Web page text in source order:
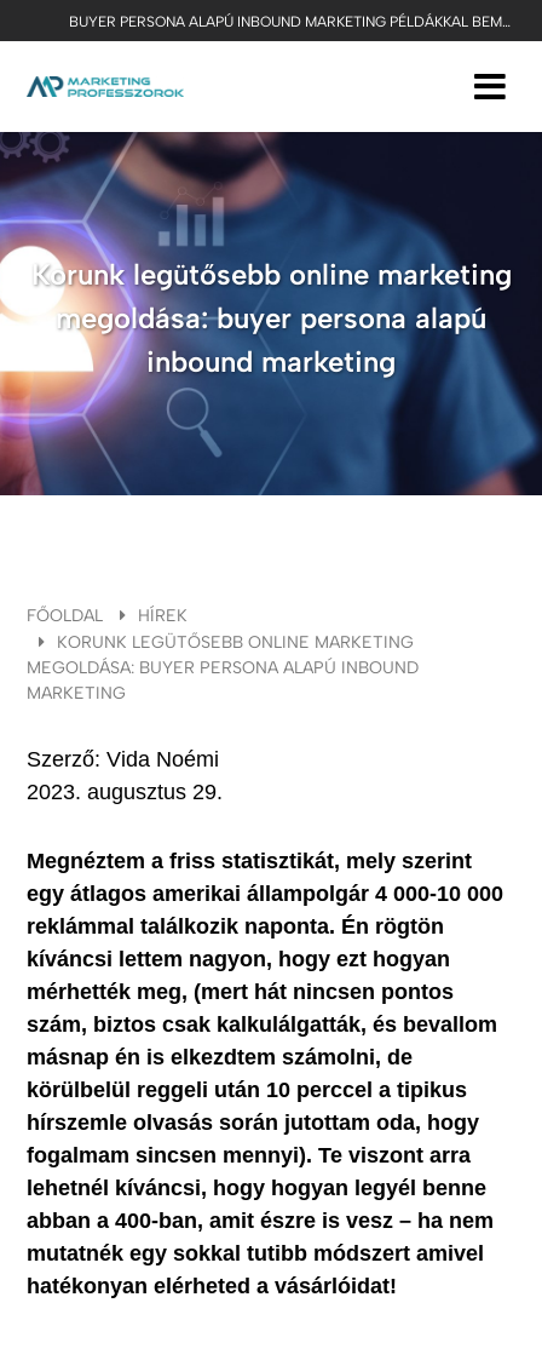
BUYER PERSONA ALAPÚ INBOUND MARKETING PÉLDÁKKAL BEMUTATVA - KORUNK LEGHATÉKONYABB ONLINE MARKETING MEGOLDÁSA
Korunk legütősebb online marketing
megoldása: buyer persona alapú
inbound marketing
FŐOLDAL
HÍREK
KORUNK LEGÜTŐSEBB ONLINE MARKETING
MEGOLDÁSA: BUYER PERSONA ALAPÚ INBOUND
MARKETING
Szerző: Vida Noémi
2023. augusztus 29.
Megnéztem a friss statisztikát, mely szerint
egy átlagos amerikai állampolgár 4 000-10 000
reklámmal találkozik naponta. Én rögtön
kíváncsi lettem nagyon, hogy ezt hogyan
mérhették meg, (mert hát nincsen pontos
szám, biztos csak kalkulálgatták, és bevallom
másnap én is elkezdtem számolni, de
körülbelül reggeli után 10 perccel a tipikus
hírszemle olvasás során jutottam oda, hogy
fogalmam sincsen mennyi). Te viszont arra
lehetnél kíváncsi, hogy hogyan legyél benne
abban a 400-ban, amit észre is vesz – ha nem
mutatnék egy sokkal tutibb módszert amivel
hatékonyan elérheted a vásárlóidat!